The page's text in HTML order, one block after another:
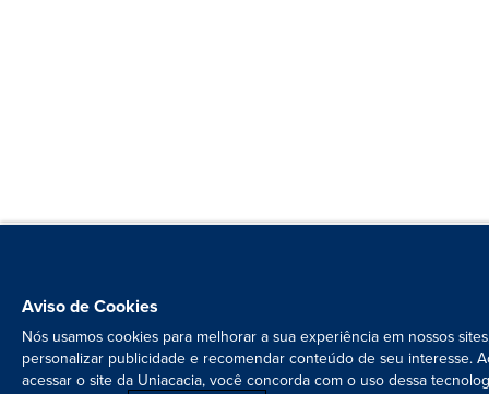
Aviso de Cookies
Nós usamos cookies para melhorar a sua experiência em nossos
personalizar publicidade e recomendar conteúdo de seu interesse.
acessar o site da Uniacacia, você concorda com o uso dessa